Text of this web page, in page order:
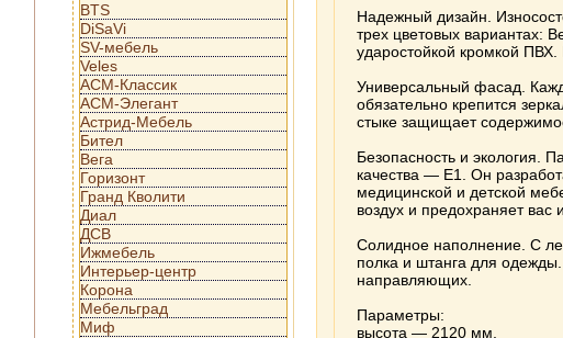
BTS
DiSaVi
SV-мебель
Veles
АСМ-Классик
АСМ-Элегант
Астрид-Мебель
Бител
Вега
Горизонт
Гранд Кволити
Диал
ДСВ
Ижмебель
Интерьер-центр
Корона
Мебельград
Миф
Надежный дизайн.
трех цветовых вариантах:
ударостойкой кромкой ПВХ.
Универсальный фасад.
обязательно крепится
стыке защищает
Безопасность и экология.
качества — Е1. Он
медицинской и детской
воздух и предохраняет вас
Солидное наполнение. С
полка и штанга для
направляющих.
Параметры:
высота — 2120 мм,